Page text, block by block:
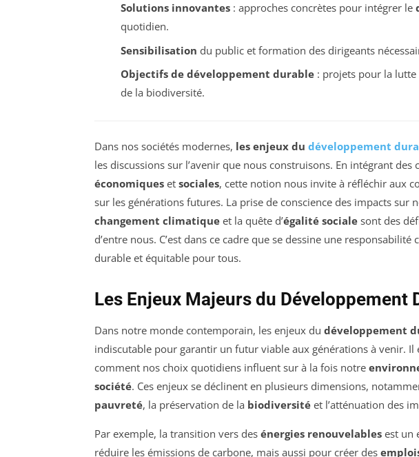
Solutions innovantes: approches concrètes pour intégrer le
quotidien.
Sensibilisation du public et formation des dirigeants
Objectifs de développement durable: projets pour la lutte
de la biodiversité.
Dans nos sociétés modernes, les enjeux du développement
les discussions sur l’avenir que nous construisons. En intégrant des
économiques et sociales, cette notion nous invite à réfléchir aux
sur les générations futures. La prise de conscience des impacts sur
changement climatique et la quête d’égalité sociale sont des
d’entre nous. C’est dans ce cadre que se dessine une
durable et équitable pour tous.
Les Enjeux Majeurs du Développement
Dans notre monde contemporain, les enjeux du développement
indiscutable pour garantir un futur viable aux générations à venir. Il
comment nos choix quotidiens influent sur à la fois notre
société. Ces enjeux se déclinent en plusieurs dimensions,
pauvreté, la préservation de la biodiversité et l’atténuation des
Par exemple, la transition vers des énergies renouvelables est un
réduire les émissions de carbone, mais aussi pour créer des